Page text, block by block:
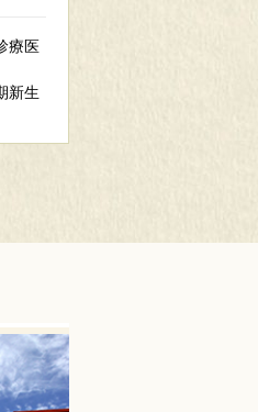
療医
新生